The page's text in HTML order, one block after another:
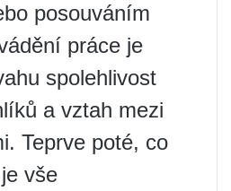
posouváním
práce je
spolehlivost
a vztah mezi
Teprve poté, co
vše